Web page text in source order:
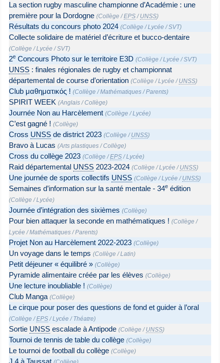
La section rugby masculine championne d’Académie : une
première pour la Dordogne (Collège /EPS / UNSS)
Résultats du concours photo 2024 (Collège /Lycée /SVT)
Collecte solidaire de matériel d’écriture et bucco-dentaire
(Collège /Lycée /SVT)
2e Concours Photo sur le territoire E3D (Collège /Lycée /SVT)
UNSS : finales régionales de rugby et championnat
départemental de course d’orientation (Collège /Lycée / UNSS)
Club μαθηματικός ! (Collège /Mathématiques /Parents)
SPIRIT WEEK (Anglais /Collège)
Journée Non au Harcèlement (Collège /Lycée)
C’est gagné ! (Collège)
Cross UNSS de district 2023 (Collège / UNSS)
Bravo à Lucas (Arts plastiques /Collège)
Cross du collège 2023 (Collège /EPS /Lycée)
Raid départemental UNSS 2023-2024 (Collège /Lycée / UNSS)
Une journée de sports collectifs UNSS (Collège /Lycée / UNSS)
Semaines d’information sur la santé mentale - 34e édition
(Collège /Lycée)
Journée d’intégration des sixièmes (Collège)
Pour bien attaquer la seconde en mathématiques ! (Collège /
Lycée /Mathématiques /Parents)
Projet Non au Harcèlement 2022-2023 (Collège)
Un voyage dans le temps (Collège /Latin)
Petit déjeuner « équilibré » (Collège)
Pyramide alimentaire créée par les élèves (Collège)
Une lecture inoubliable ! (Collège)
Club Manga (Collège)
Le cirque pour poser des questions de fond et guider à l’oral
(Collège /EPS /Lycée / Théatre)
Sortie UNSS escalade à Antipode (Collège / UNSS)
Tournoi de tennis de table du collège (Collège)
Le tournoi de football du collège (Collège)